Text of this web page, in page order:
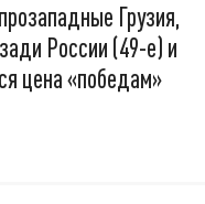
Грузия,
России (49-е) и
цена «победам»